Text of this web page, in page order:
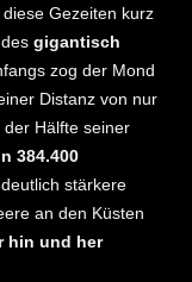
Gezeiten kurz
gigantisch
zog der Mond
Distanz von nur
Hälfte seiner
384.400
stärkere
an den Küsten
hin und her